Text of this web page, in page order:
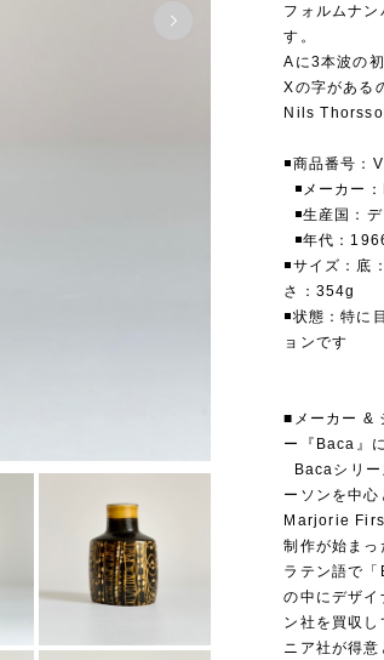
フォルムナ
す。
Aに3本波の
Xの字がある
Nils
◾️商品番号：
◾️メーカー
◾️生産国：
◾️年代：
◾️サイズ：
さ：354g
◾️状態：特に
ョンです
■メーカー &
ー『Baca』
Bacaシリー
ーソンを中心
Marjorie
制作が始まっ
ラテン語で
の中にデザ
ン社を買収
ニア社が得